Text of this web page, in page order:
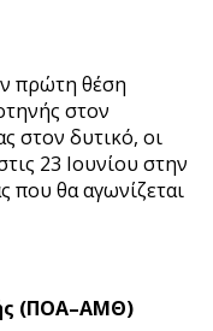
πρώτη θέση
στον
στον δυτικό, οι
23 Ιουνίου στην
που θα αγωνίζεται
(ΠΟΑ–ΑΜΘ)